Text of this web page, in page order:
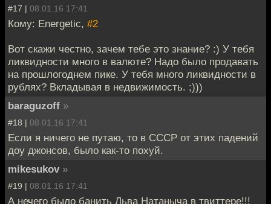
#17 | 08.01.16 17:41
Кому: Energetic, #2
Вот скажи честно, зачем тебе это знание? :) У тебя
ликвидности много в валюте? Надо было продавать
на прошлогоднем пике. У тебя много ликвидности в
рублях? Вкладывая в недвижимость. ;)))
baraguzoff »
#18 | 08.01.16 17:41
Если я ничего не путаю, то в СССР от этих падений
доу джонсов, было как-то похуй.
mikesukov »
#19 | 08.01.16 17:41
А нечего было банить Льва Натаныча в твиттере!!!